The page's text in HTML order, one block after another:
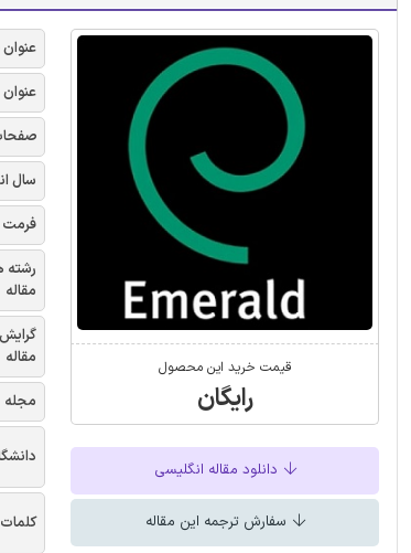
قیمت خرید این محصول
رایگان
دانلود مقاله انگلیسی
سفارش ترجمه این مقاله
سال
فرمت
رشته
مقاله
مقاله
مجله